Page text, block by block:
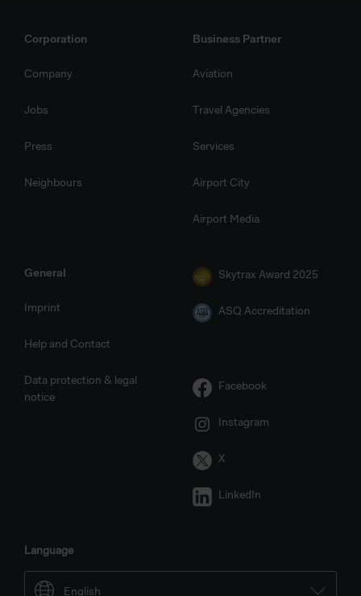
Corporation
Company
Jobs
Press
Neighbours
Business Partner
Aviation
Travel Agencies
Services
Airport City
Airport Media
General
Imprint
Help and Contact
Data protection & legal
notice
Skytrax Award 2025
ASQ Accreditation
Facebook
Instagram
X
LinkedIn
Language
English